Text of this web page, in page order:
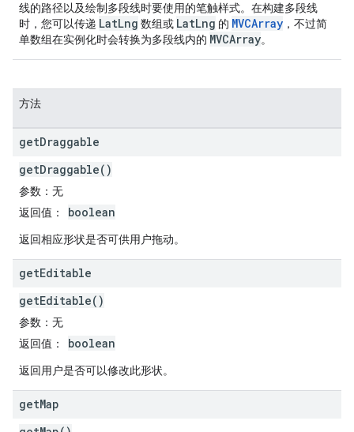
线的路径以及绘制多段线时要使用的笔触样式。在构建多段线
时，您可以传递 LatLng 数组或 LatLng 的 MVCArray ，不过简
单数组在实例化时会转换为多段线内的 MVCArray。
方法
getDraggable
getDraggable()
参数 ：无
返回值 ： boolean
返回相应形状是否可供用户拖动。
getEditable
getEditable()
参数 ：无
返回值 ： boolean
返回用户是否可以修改此形状。
getMap